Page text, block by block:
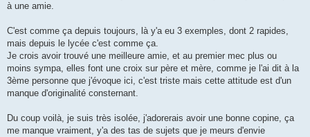
à une amie.
C'est comme ça depuis toujours, là y'a eu 3 exemples, dont 2 rapides,
mais depuis le lycée c'est comme ça.
Je crois avoir trouvé une meilleure amie, et au premier mec plus ou
moins sympa, elles font une croix sur père et mère, comme je l'ai dit à la
3ème personne que j'évoque ici, c'est triste mais cette attitude est d'un
manque d'originalité consternant.
Du coup voilà, je suis très isolée, j'adorerais avoir une bonne copine, ça
me manque vraiment, y'a des tas de sujets que je meurs d'envie